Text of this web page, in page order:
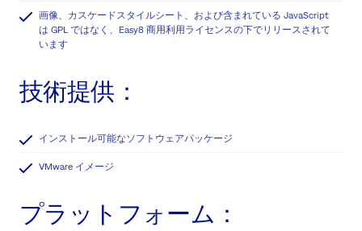
画像、カスケードスタイルシート、および含まれている JavaScript
は GPL ではなく、Easy8 商用利用ライセンスの下でリリースされて
います
技術提供：
インストール可能なソフトウェアパッケージ
VMware イメージ
プラットフォーム：